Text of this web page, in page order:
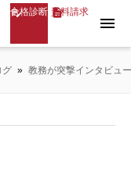
合格診断 資料請求
menu
グ » 教務が突撃インタビュ